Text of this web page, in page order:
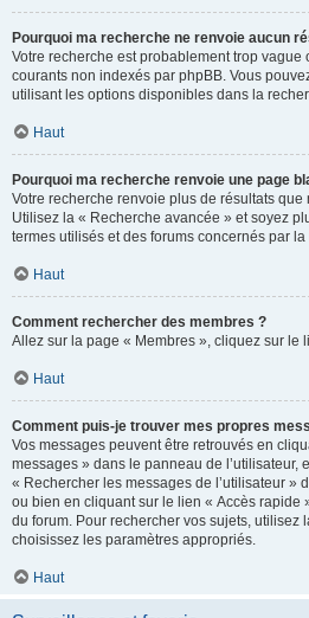
Pourquoi ma recherche ne renvoie aucun
Votre recherche est probablement trop
courants non indexés par phpBB. Vous
utilisant les options disponibles dans la
Haut
Pourquoi ma recherche renvoie une page
Votre recherche renvoie plus de résultats
Utilisez la « Recherche avancée » et soyez
termes utilisés et des forums concernés par
Haut
Comment rechercher des membres ?
Allez sur la page « Membres », cliquez sur le
Haut
Comment puis-je trouver mes propres
Vos messages peuvent être retrouvés en
messages » dans le panneau de l’utilisateur,
« Rechercher les messages de l’utilisateur »
ou bien en cliquant sur le lien « Accès rapide
du forum. Pour rechercher vos sujets, utilisez
choisissez les paramètres appropriés.
Haut